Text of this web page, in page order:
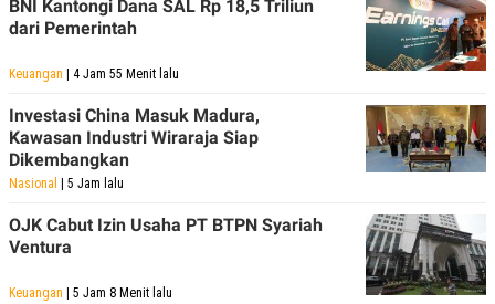
BNI Kantongi Dana SAL Rp 18,5 Triliun
dari Pemerintah
Keuangan | 4 Jam 55 Menit lalu
Investasi China Masuk Madura,
Kawasan Industri Wiraraja Siap
Dikembangkan
Nasional | 5 Jam lalu
OJK Cabut Izin Usaha PT BTPN Syariah
Ventura
Keuangan | 5 Jam 8 Menit lalu